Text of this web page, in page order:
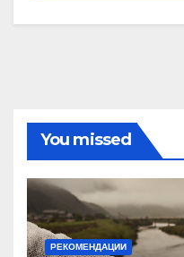
You missed
РЕКОМЕНДАЦИИ